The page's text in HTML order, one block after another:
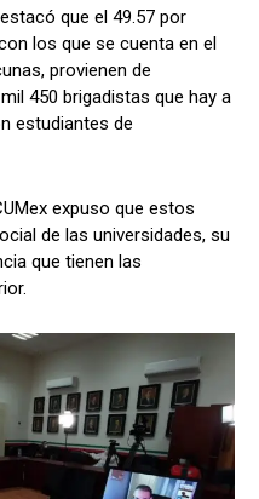
que el 49.57 por
los que se cuenta en el
provienen de
450 brigadistas que hay a
estudiantes de
expuso que estos
de las universidades, su
que tienen las